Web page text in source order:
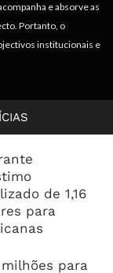
de 1,16
para
milhões para
e absorve as
Portanto, o
institucionais e
E
Nova Agenda
Coloca